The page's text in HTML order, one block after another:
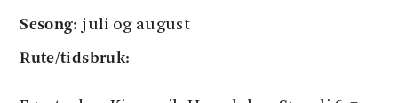
Sesong: juli og august
Rute/tidsbruk: